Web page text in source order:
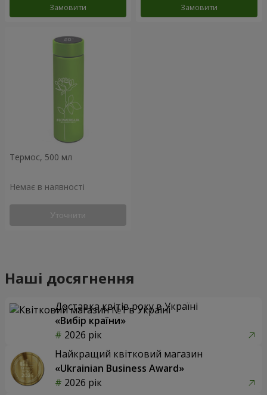
Замовити Замовити
Термос, 500 мл
Немає в наявності
Уточнити
Наші досягнення
Доставка квітів року в Україні
«Вибір країни»
2026 рік
Найкращий квітковий магазин
«Ukrainian Business Award»
2026 рік